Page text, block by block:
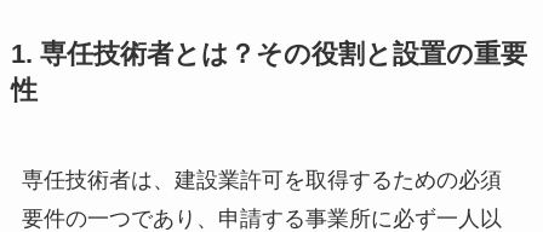
1. 専任技術者とは？その役割と設置の重要
性
専任技術者は、建設業許可を取得するための必須
要件の一つであり、申請する事業所に必ず一人以